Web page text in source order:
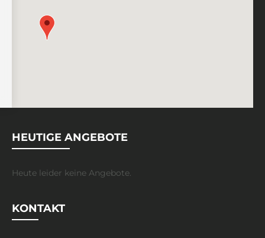
HEUTIGE ANGEBOTE
Heute leider keine Angebote.
KONTAKT